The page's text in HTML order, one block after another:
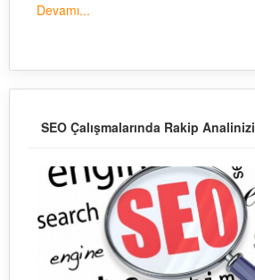
Devamı...
SEO Çalışmalarında Rakip Analinizi